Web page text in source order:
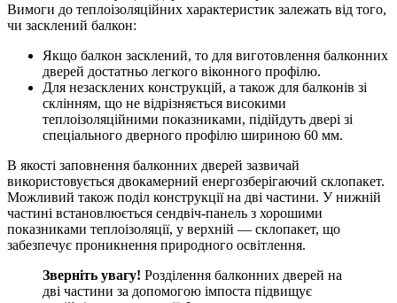
Вимоги до теплоізоляційних характеристик залежать від того,
чи засклений балкон:
Якщо балкон засклений, то для виготовлення балконних
дверей достатньо легкого віконного профілю.
Для незасклених конструкцій, а також для балконів зі
склінням, що не відрізняється високими
теплоізоляційними показниками, підійдуть двері зі
спеціального дверного профілю шириною 60 мм.
В якості заповнення балконних дверей зазвичай
використовується двокамерний енергозберігаючий склопакет.
Можливий також поділ конструкції на дві частини. У нижній
частині встановлюється сендвіч-панель з хорошими
показниками теплоізоляції, у верхній — склопакет, що
забезпечує проникнення природного освітлення.
Зверніть увагу! Розділення балконних дверей на
дві частини за допомогою імпоста підвищує